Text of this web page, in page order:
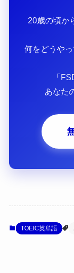
20歳の頃か
何をどうや
「
あなた
TOEIC英単語